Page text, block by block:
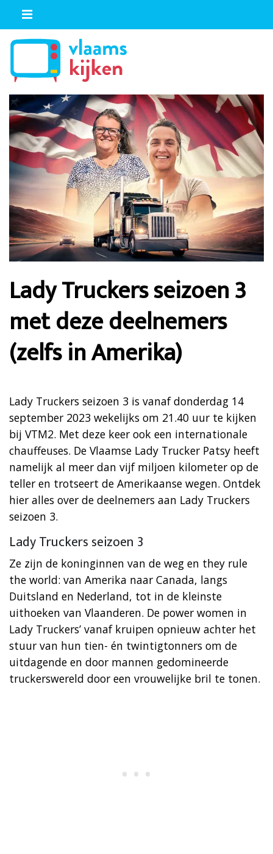
Lady Truckers seizoen 3
met deze deelnemers
(zelfs in Amerika)
Lady Truckers seizoen 3 is vanaf donderdag 14
september 2023 wekelijks om 21.40 uur te kijken
bij VTM2. Met deze keer ook een internationale
chauffeuses. De Vlaamse Lady Trucker Patsy heeft
namelijk al meer dan vijf miljoen kilometer op de
teller en trotseert de Amerikaanse wegen. Ontdek
hier alles over de deelnemers aan Lady Truckers
seizoen 3.
Lady Truckers seizoen 3
Ze zijn de koninginnen van de weg en they rule
the world: van Amerika naar Canada, langs
Duitsland en Nederland, tot in de kleinste
uithoeken van Vlaanderen. De power women in
Lady Truckers’ vanaf kruipen opnieuw achter het
stuur van hun tien- én twintigtonners om de
uitdagende en door mannen gedomineerde
truckerswereld door een vrouwelijke bril te tonen.